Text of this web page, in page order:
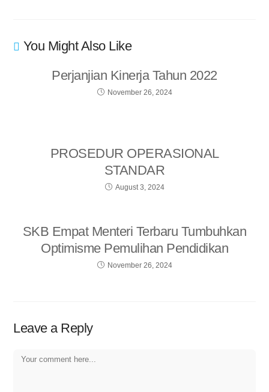
You Might Also Like
Perjanjian Kinerja Tahun 2022
November 26, 2024
PROSEDUR OPERASIONAL
STANDAR
August 3, 2024
SKB Empat Menteri Terbaru Tumbuhkan
Optimisme Pemulihan Pendidikan
November 26, 2024
Leave a Reply